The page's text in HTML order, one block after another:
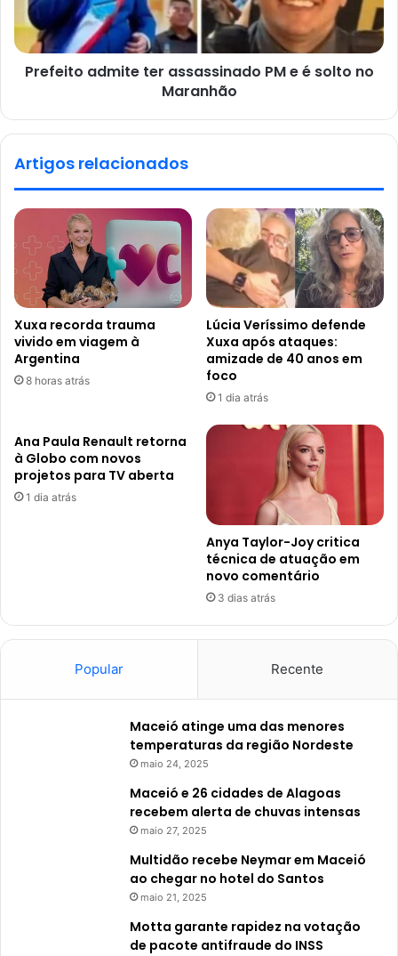
Prefeito admite ter assassinado PM e é solto no
Maranhão
Artigos relacionados
Xuxa recorda trauma
vivido em viagem à
Argentina
8 horas atrás
Lúcia Veríssimo defende
Xuxa após ataques:
amizade de 40 anos em
foco
1 dia atrás
Ana Paula Renault retorna
à Globo com novos
projetos para TV aberta
1 dia atrás
Anya Taylor-Joy critica
técnica de atuação em
novo comentário
3 dias atrás
Popular Recente
Maceió atinge uma das menores
temperaturas da região Nordeste
maio 24, 2025
Maceió e 26 cidades de Alagoas
recebem alerta de chuvas intensas
maio 27, 2025
Multidão recebe Neymar em Maceió
ao chegar no hotel do Santos
maio 21, 2025
Motta garante rapidez na votação
de pacote antifraude do INSS